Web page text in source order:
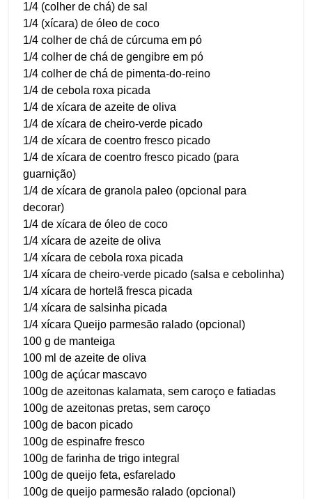
1/4 (colher de chá) de sal
1/4 (xícara) de óleo de coco
1/4 colher de chá de cúrcuma em pó
1/4 colher de chá de gengibre em pó
1/4 colher de chá de pimenta-do-reino
1/4 de cebola roxa picada
1/4 de xícara de azeite de oliva
1/4 de xícara de cheiro-verde picado
1/4 de xícara de coentro fresco picado
1/4 de xícara de coentro fresco picado (para
guarnição)
1/4 de xícara de granola paleo (opcional para
decorar)
1/4 de xícara de óleo de coco
1/4 xícara de azeite de oliva
1/4 xícara de cebola roxa picada
1/4 xícara de cheiro-verde picado (salsa e cebolinha)
1/4 xícara de hortelã fresca picada
1/4 xícara de salsinha picada
1/4 xícara Queijo parmesão ralado (opcional)
100 g de manteiga
100 ml de azeite de oliva
100g de açúcar mascavo
100g de azeitonas kalamata, sem caroço e fatiadas
100g de azeitonas pretas, sem caroço
100g de bacon picado
100g de espinafre fresco
100g de farinha de trigo integral
100g de queijo feta, esfarelado
100g de queijo parmesão ralado (opcional)